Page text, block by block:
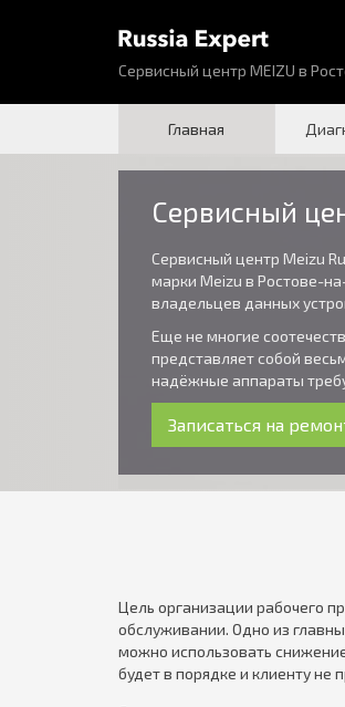
Сервисный центр MEIZU в
Главная
Сервисный
Сервисный центр Meizu
марки Meizu в Ростове-
владельцев данных
Еще не многие
представляет собой
надёжные аппараты
Цель организации рабочего
обслуживании. Одно из
можно использовать
будет в порядке и клиенту не